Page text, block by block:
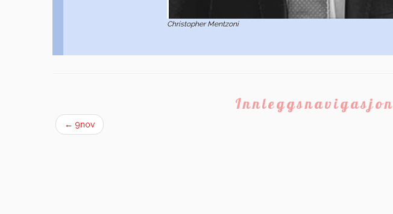
Christopher Mentzoni
Innleggsnavigasjon
← 9nov